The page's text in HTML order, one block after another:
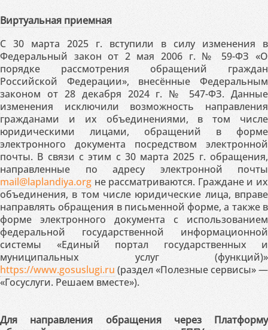
Виртуальная приемная
С 30 марта 2025 г. вступили в силу изменения в
Федеральный закон от 2 мая 2006 г. № 59-ФЗ «О
порядке рассмотрения обращений граждан
Российской Федерации», внесённые Федеральным
законом от 28 декабря 2024 г. № 547-ФЗ. Данные
изменения исключили возможность направления
гражданами и их объединениями, в том числе
юридическими лицами, обращений в форме
электронного документа посредством электронной
почты. В связи с этим с 30 марта 2025 г. обращения,
направленные по адресу электронной почты
mail@laplandiya.org не рассматриваются. Граждане и их
объединения, в том числе юридические лица, вправе
направлять обращения в письменной форме, а также в
форме электронного документа с использованием
федеральной государственной информационной
системы «Единый портал государственных и
муниципальных услуг (функций)»
https://www.gosuslugi.ru (раздел «Полезные сервисы» —
«Госуслуги. Решаем вместе»).
Для направления обращения через Платформу